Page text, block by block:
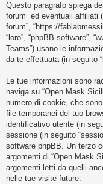
A
r
g
o
m
e
n
t
i
s
e
n
Questo paragrafo spiega
forum” ed eventuali affiliati
forum”, “https://
“loro”, “phpBB software”,
Teams”) usano le
da te effettuata (in seguito
Le tue informazioni sono
naviga su “Open Mask
numero di cookie, che
file temporanei del tuo
identificativo utente (in
sessione (in seguito
software phpBB. Un terzo
argomenti di “Open Mask
argomenti letti da quelli
nelle tue visite future.